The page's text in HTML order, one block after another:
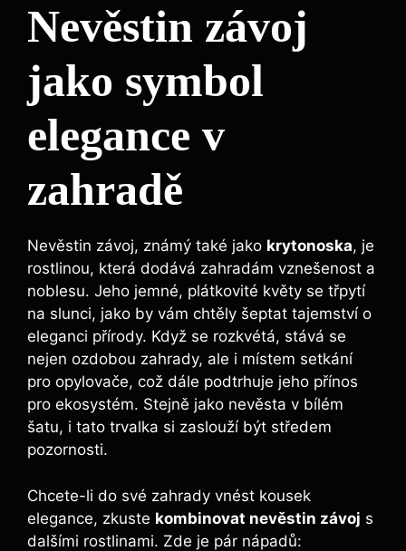
Nevěstin závoj
jako symbol
elegance v
zahradě
Nevěstin závoj, známý také jako krytonoska, je
rostlinou, která dodává zahradám vznešenost a
noblesu. Jeho jemné, plátkovité květy se třpytí
na slunci, jako by vám chtěly šeptat tajemství o
eleganci přírody. Když se rozkvétá, stává se
nejen ozdobou zahrady, ale i místem setkání
pro opylovače, což dále podtrhuje jeho přínos
pro ekosystém. Stejně jako nevěsta v bílém
šatu, i tato trvalka si zaslouží být středem
pozornosti.
Chcete-li do své zahrady vnést kousek
elegance, zkuste kombinovat nevěstin závoj s
dalšími rostlinami. Zde je pár nápadů: